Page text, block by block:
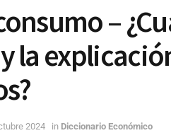
–
la
2024 in Diccionario Económico